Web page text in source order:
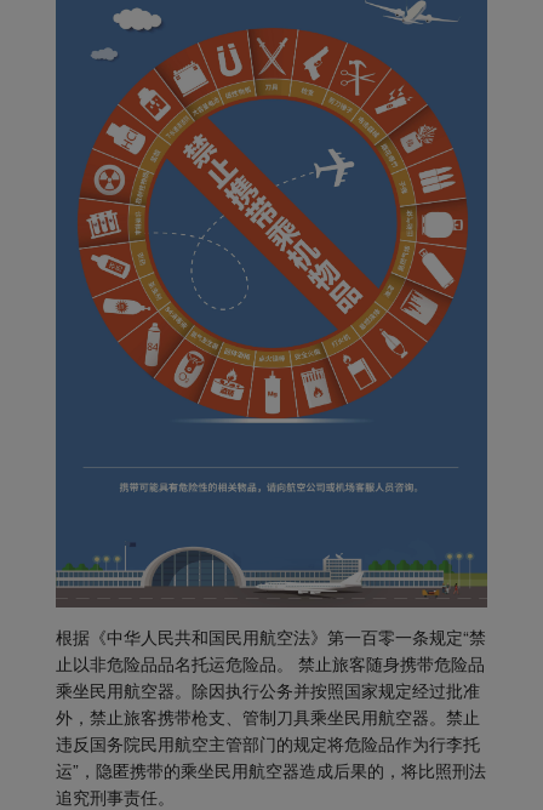
根据《中华人民共和国民用航空法》第一百零一条规定“禁
止以非危险品品名托运危险品。 禁止旅客随身携带危险品
乘坐民用航空器。除因执行公务并按照国家规定经过批准
外，禁止旅客携带枪支、管制刀具乘坐民用航空器。禁止
违反国务院民用航空主管部门的规定将危险品作为行李托
运”，隐匿携带的乘坐民用航空器造成后果的，将比照刑法
追究刑事责任。